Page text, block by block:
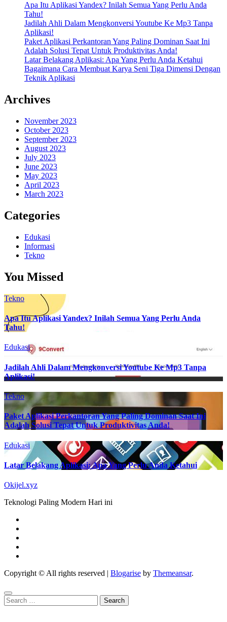
Apa Itu Aplikasi Yandex? Inilah Semua Yang Perlu Anda
Tahu!
Jadilah Ahli Dalam Mengkonversi Youtube Ke Mp3 Tanpa
Aplikasi!
Paket Aplikasi Perkantoran Yang Paling Dominan Saat Ini
Adalah Solusi Tepat Untuk Produktivitas Anda!
Latar Belakang Aplikasi: Apa Yang Perlu Anda Ketahui
Bagaimana Cara Membuat Karya Seni Tiga Dimensi Dengan
Teknik Aplikasi
Archives
November 2023
October 2023
September 2023
August 2023
July 2023
June 2023
May 2023
April 2023
March 2023
Categories
Edukasi
Informasi
Tekno
You Missed
Tekno
Apa Itu Aplikasi Yandex? Inilah Semua Yang Perlu Anda
Tahu!
Edukasi
Jadilah Ahli Dalam Mengkonversi Youtube Ke Mp3 Tanpa
Aplikasi!
Tekno
Paket Aplikasi Perkantoran Yang Paling Dominan Saat Ini
Adalah Solusi Tepat Untuk Produktivitas Anda!
Edukasi
Latar Belakang Aplikasi: Apa Yang Perlu Anda Ketahui
Okijel.xyz
Teknologi Paling Modern Hari ini
Copyright © All rights reserved | Blogarise by Themeansar.
Search
for: